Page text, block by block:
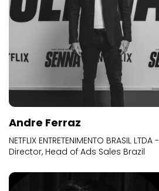
Andre Ferraz
NETFLIX ENTRETENIMENTO BRASIL LTDA -
Director, Head of Ads Sales Brazil